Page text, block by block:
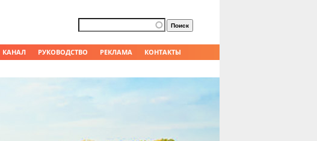
КАНАЛ РУКОВОДСТВО РЕКЛАМА КОНТАКТЫ
Форма поиска
Поиск